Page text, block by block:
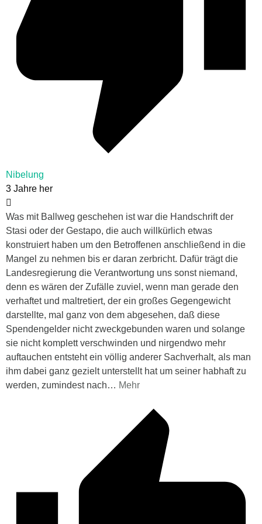
Nibelung
3 Jahre her
Was mit Ballweg geschehen ist war die Handschrift der
Stasi oder der Gestapo, die auch willkürlich etwas
konstruiert haben um den Betroffenen anschließend in die
Mangel zu nehmen bis er daran zerbricht. Dafür trägt die
Landesregierung die Verantwortung uns sonst niemand,
denn es wären der Zufälle zuviel, wenn man gerade den
verhaftet und maltretiert, der ein großes Gegengewicht
darstellte, mal ganz von dem abgesehen, daß diese
Spendengelder nicht zweckgebunden waren und solange
sie nicht komplett verschwinden und nirgendwo mehr
auftauchen entsteht ein völlig anderer Sachverhalt, als man
ihm dabei ganz gezielt unterstellt hat um seiner habhaft zu
werden, zumindest nach… Mehr